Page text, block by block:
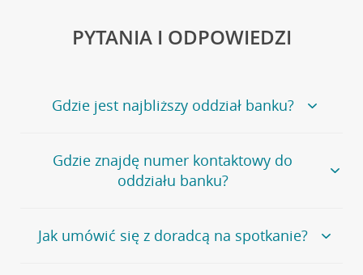
PYTANIA I ODPOWIEDZI
Gdzie jest najbliższy oddział banku?
Jeśli szukasz oddziału naszego banku, zapraszamy na
stronęPlacówki i bankomaty, na której znajduje się
wygodna wyszukiwarka.
oddziałów
Gdzie znajdę numer kontaktowy do
oddziału banku?
Bank Credit Agricole nie udostępnia ogólnego numeru
telefonu do placówki bankowej.
Jak umówić się z doradcą na spotkanie?